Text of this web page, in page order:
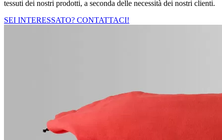
tessuti dei nostri prodotti, a seconda delle necessità dei nostri clienti.
SEI INTERESSATO? CONTATTACI!